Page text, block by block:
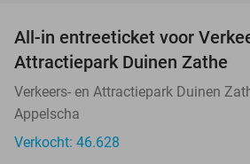
All-in entreeticket voor
Attractiepark Duinen Zathe
Verkeers- en Attractiepark Duinen
Appelscha
Verkocht: 46.628